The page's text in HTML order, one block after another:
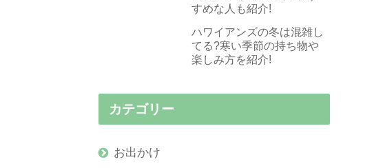
すめな人も紹介!
ハワイアンズの冬は混雑し
てる?寒い季節の持ち物や
楽しみ方を紹介!
カテゴリー
お出かけ